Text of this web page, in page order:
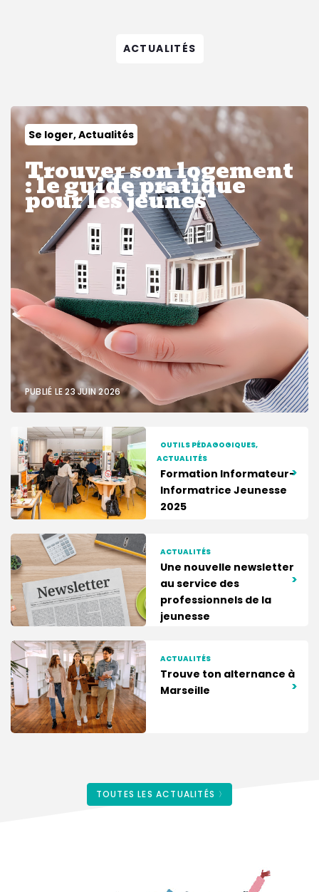
ACTUALITÉS
Se loger, Actualités
Trouver son logement
: le guide pratique
pour les jeunes
PUBLIÉ LE 23 JUIN 2026
OUTILS PÉDAGOGIQUES,
ACTUALITÉS
Formation Informateur-
Informatrice Jeunesse
2025
>
ACTUALITÉS
Une nouvelle newsletter
au service des
professionnels de la
jeunesse
>
ACTUALITÉS
Trouve ton alternance à
Marseille
>
TOUTES LES ACTUALITÉS